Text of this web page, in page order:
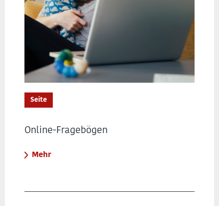
Seite
Online-Fragebögen
Mehr